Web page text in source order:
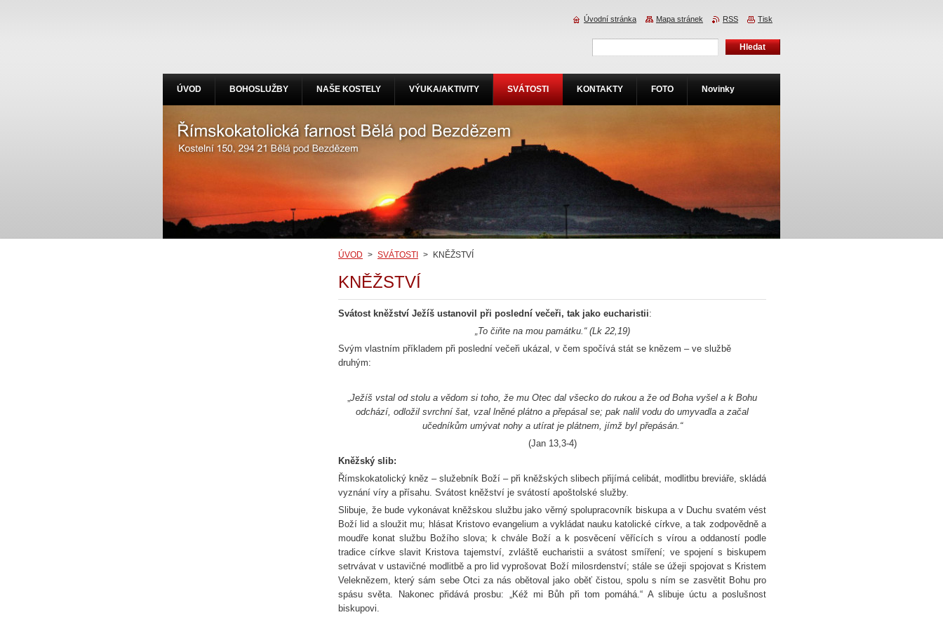
ÚVOD > SVÁTOSTI > KNĚŽSTVÍ
KNĚŽSTVÍ
Svátost kněžství Ježíš ustanovil při poslední večeři, tak jako eucharistii:
„To čiňte na mou památku.“ (Lk 22,19)
Svým vlastním příkladem při poslední večeři ukázal, v čem spočívá stát se knězem – ve službě
druhým:
„Ježíš vstal od stolu a vědom si toho, že mu Otec dal všecko do rukou a že od Boha vyšel a k Bohu
odchází, odložil svrchní šat, vzal lněné plátno a přepásal se; pak nalil vodu do umyvadla a začal
učedníkům umývat nohy a utírat je plátnem, jímž byl přepásán.“
(Jan 13,3-4)
Kněžský slib:
Římskokatolický kněz – služebník Boží – při kněžských slibech přijímá celibát, modlitbu breviáře, skládá
vyznání víry a přísahu. Svátost kněžství je svátostí apoštolské služby.
Slibuje, že bude vykonávat kněžskou službu jako věrný spolupracovník biskupa a v Duchu svatém vést
Boží lid a sloužit mu; hlásat Kristovo evangelium a vykládat nauku katolické církve, a tak zodpovědně a
moudře konat službu Božího slova; k chvále Boží a k posvěcení věřících s vírou a oddaností podle
tradice církve slavit Kristova tajemství, zvláště eucharistii a svátost smíření; ve spojení s biskupem
setrvávat v ustavičné modlitbě a pro lid vyprošovat Boží milosrdenství; stále se úžeji spojovat s Kristem
Veleknězem, který sám sebe Otci za nás obětoval jako oběť čistou, spolu s ním se zasvětit Bohu pro
spásu světa. Nakonec přidává prosbu: „Kéž mi Bůh při tom pomáhá.“ A slibuje úctu a poslušnost
biskupovi.
ÚVOD BOHOSLUŽBY NAŠE KOSTELY VÝUKA/AKTIVITY SVÁTOSTI KONTAKTY FOTO Novinky
Úvodní stránka Mapa stránek RSS Tisk